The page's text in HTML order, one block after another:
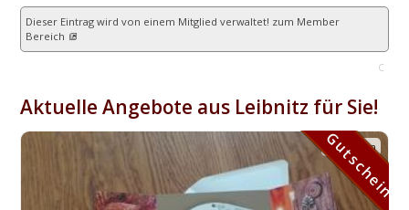
Dieser Eintrag wird von einem Mitglied verwaltet! zum Member
Bereich
C
Aktuelle Angebote aus Leibnitz für Sie!
Gutschein
Gutschein